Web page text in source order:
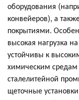
оборудования
конвейеров), а
покрытиями.
высокая нагрузка
устойчивы к
химическим
сталелитейной
щеточные